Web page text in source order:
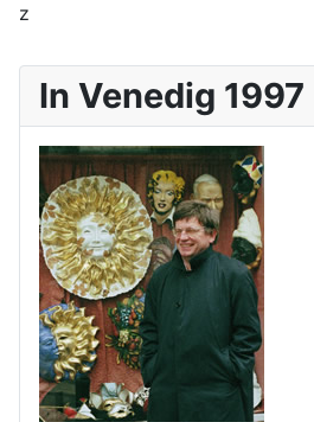
z
In Venedig 1997